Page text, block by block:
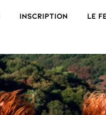
Inscription Le